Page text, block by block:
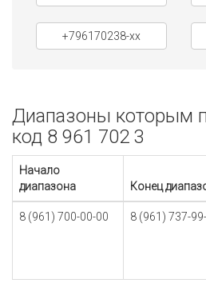
+796170238-xx
Диапазоны которым
код 8 961 702 3
Начало
диапазона
Конец
8 (961) 700-00-00 8 (961) 737-